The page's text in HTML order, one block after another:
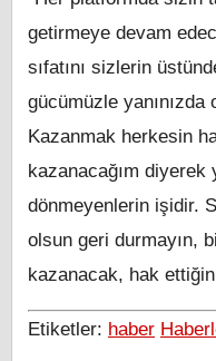
getirmeye devam
sıfatını sizlerin
gücümüzle yanınızda
Kazanmak herkesin
kazanacağım diyerek
dönmeyenlerin işidir.
olsun geri durmayın,
kazanacak, hak
Etiketler: haber